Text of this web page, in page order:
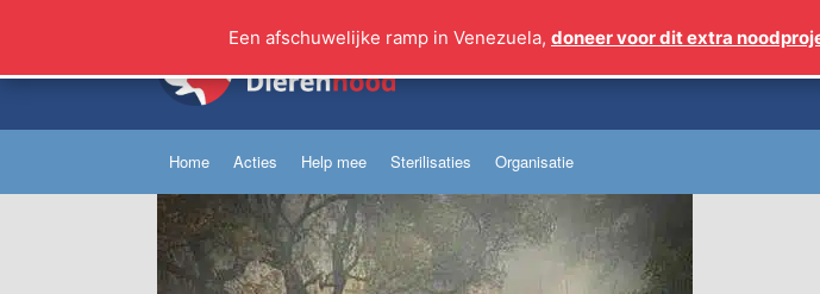
inhoud
Home Acties Help mee Sterilisaties Organisatie
Een afschuwelijke ramp in Venezuela, doneer voor dit extra